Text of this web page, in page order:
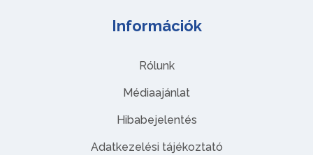
Információk
Rólunk
Médiaajánlat
Hibabejelentés
Adatkezelési tájékoztató